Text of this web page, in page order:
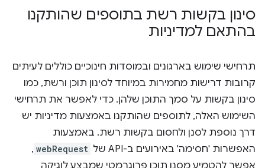
סינון בקשות רשת בתוספים שהותקנו
בהתאם למדיניות
תרחישי שימוש בארגונים ובמוסדות חינוכיים כוללים לעיתים
קרובות דרישות מחמירות במיוחד לסינון תוכן ורשת, כמו
סינון בקשות על סמך התוכן שלהן. כדי לאפשר את תרחישי
השימוש האלה, לתוספים שהותקנו באמצעות מדיניות יש
דרך נוספת לסנן ולחסום בקשות רשת. באמצעות
האפשרות 'חסימה' באירועים ב-API של
webRequest
,
אפשר להטמיע מסנן תוכן פרוגרמטי שמבצע לוגיקה